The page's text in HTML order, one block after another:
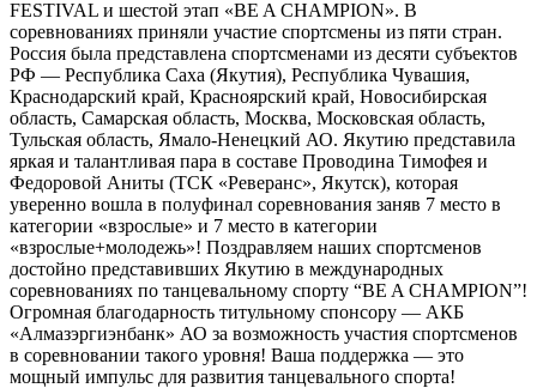
FESTIVAL и шестой этап «BE A CHAMPION». В
соревнованиях приняли участие спортсмены из пяти стран.
Россия была представлена спортсменами из десяти субъектов
РФ — Республика Саха (Якутия), Республика Чувашия,
Краснодарский край, Красноярский край, Новосибирская
область, Самарская область, Москва, Московская область,
Тульская область, Ямало-Ненецкий АО. Якутию представила
яркая и талантливая пара в составе Проводина Тимофея и
Федоровой Аниты (ТСК «Реверанс», Якутск), которая
уверенно вошла в полуфинал соревнования заняв 7 место в
категории «взрослые» и 7 место в категории
«взрослые+молодежь»! Поздравляем наших спортсменов
достойно представивших Якутию в международных
соревнованиях по танцевальному спорту “BE A CHAMPION”!
Огромная благодарность титульному спонсору — АКБ
«Алмазэргиэнбанк» АО за возможность участия спортсменов
в соревновании такого уровня! Ваша поддержка — это
мощный импульс для развития танцевального спорта!